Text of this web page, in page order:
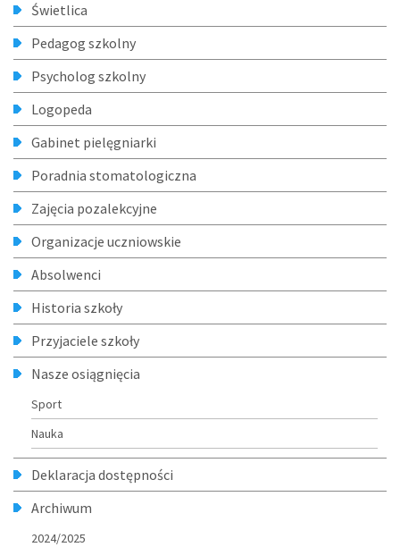
Świetlica
Pedagog szkolny
Psycholog szkolny
Logopeda
Gabinet pielęgniarki
Poradnia stomatologiczna
Zajęcia pozalekcyjne
Organizacje uczniowskie
Absolwenci
Historia szkoły
Przyjaciele szkoły
Nasze osiągnięcia
Sport
Nauka
Deklaracja dostępności
Archiwum
2024/2025